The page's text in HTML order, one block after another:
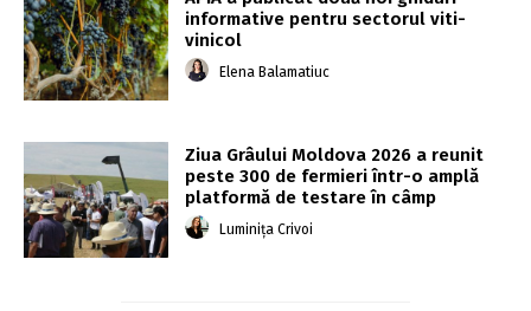
informative pentru sectorul viti-
vinicol
Elena Balamatiuc
Ziua Grâului Moldova 2026 a reunit
peste 300 de fermieri într-o amplă
platformă de testare în câmp
Luminița Crivoi